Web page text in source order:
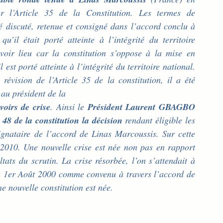
l’Article 35 de la Constitution. Les termes de
retenue et consigné dans l’accord conclu à
était porté atteinte à l’intégrité du territoire
lieu car la constitution s’oppose à la mise en
est porté atteinte à l’intégrité du territoire national.
révision de l’Article 35 de la constitution, il a été
président de la
de crise. Ainsi le Président Laurent GBAGBO
de la constitution la décision rendant éligible les
de l’accord de Linas Marcoussis. Sur cette
Une nouvelle crise est née non pas en rapport
du scrutin. La crise résorbée, l’on s’attendait à
Août 2000 comme convenu à travers l’accord de
nouvelle constitution est née.